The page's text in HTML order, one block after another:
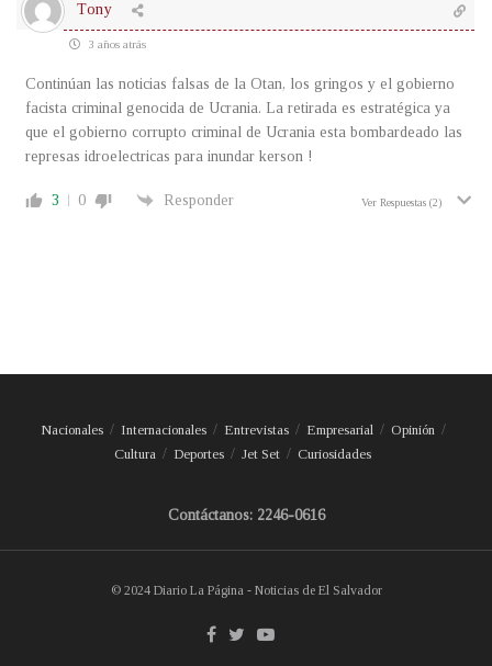
Tony
3 años atrás
Continúan las noticias falsas de la Otan, los gringos y el gobierno
facista criminal genocida de Ucrania. La retirada es estratégica ya
que el gobierno corrupto criminal de Ucrania esta bombardeado las
represas idroelectricas para inundar kerson !
3 0 Responder Ver Respuestas (2)
Nacionales Internacionales Entrevistas Empresarial
Opinión
Cultura
Deportes Jet Set Curiosidades
Contáctanos: 2246-0616
© 2024 Diario La Página - Noticias de El Salvador